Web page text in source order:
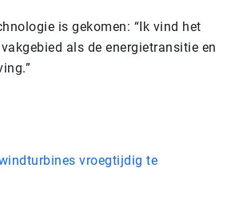
is gekomen: “Ik vind het
als de energietransitie en
vroegtijdig te